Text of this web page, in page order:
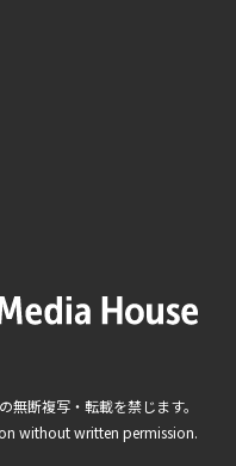
断複写・転載を禁じます。
without written permission.